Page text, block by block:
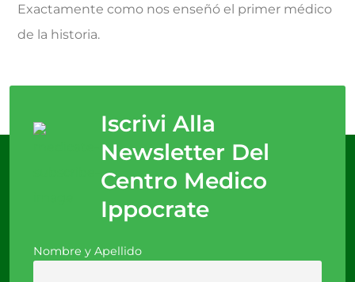
Exactamente como nos enseñó el primer médico
de la historia.
Iscrivi Alla
Newsletter Del
Centro Medico
Ippocrate
Nombre y Apellido